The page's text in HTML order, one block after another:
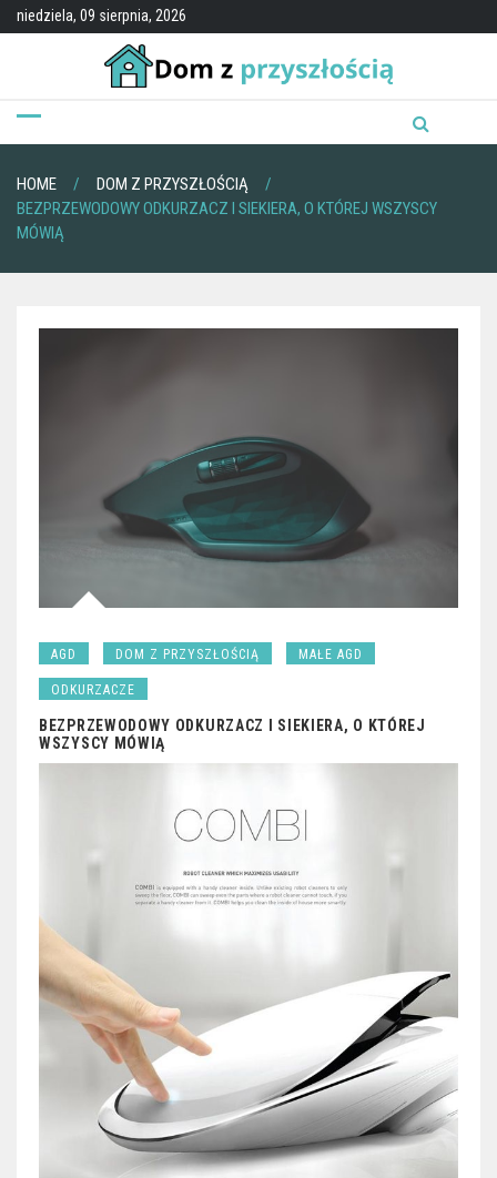
niedziela, 09 sierpnia, 2026
HOME
DOM Z PRZYSZŁOŚCIĄ
BEZPRZEWODOWY ODKURZACZ I SIEKIERA, O KTÓREJ WSZYSCY
MÓWIĄ
AGD DOM Z PRZYSZŁOŚCIĄ MAŁE AGD
ODKURZACZE
BEZPRZEWODOWY ODKURZACZ I SIEKIERA, O KTÓREJ
WSZYSCY MÓWIĄ